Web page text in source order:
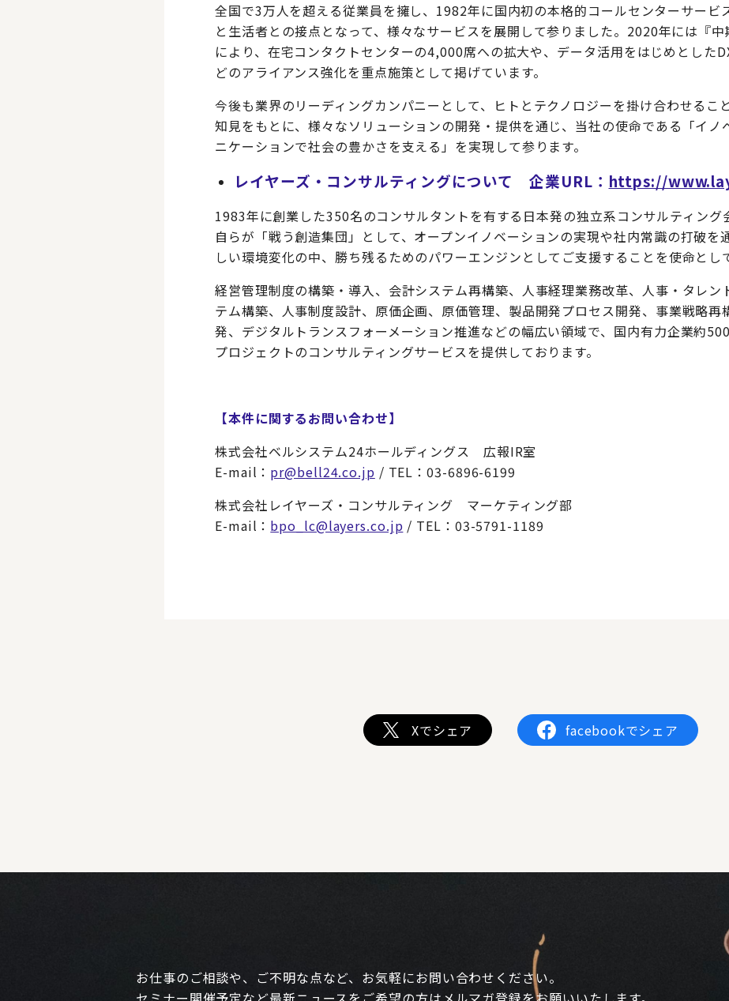
全国で3万人を超える従業員を擁し、1982年に国内初の本格的コールセンターサービ
と生活者との接点となって、様々なサービスを展開して参りました。2020年には『中
により、在宅コンタクトセンターの4,000席への拡大や、データ活用をはじめとした
どのアライアンス強化を重点施策として掲げています。
今後も業界のリーディングカンパニーとして、ヒトとテクノロジーを掛け合わせるこ
知見をもとに、様々なソリューションの開発・提供を通じ、当社の使命である「イノ
ニケーションで社会の豊かさを支える」を実現して参ります。
レイヤーズ・コンサルティングについて 企業URL： https://
1983年に創業した350名のコンサルタントを有する日本発の独立系コンサルティング
自らが「戦う創造集団」として、オープンイノベーションの実現や社内常識の打破を
しい環境変化の中、勝ち残るためのパワーエンジンとしてご支援することを使命とし
経営管理制度の構築・導入、会計システム再構築、人事経理業務改革、人事・タレン
テム構築、人事制度設計、原価企画、原価管理、製品開発プロセス開発、事業戦略再
発、デジタルトランスフォーメーション推進などの幅広い領域で、国内有力企業約
プロジェクトのコンサルティングサービスを提供しております。
【本件に関するお問い合わせ】
株式会社ベルシステム24ホールディングス 広報IR室
E-mail： pr@bell24.co.jp / TEL：03-6896-6199
株式会社レイヤーズ・コンサルティング マーケティング部
E-mail： bpo_lc@layers.co.jp / TEL：03-5791-1189
Xでシェア facebookでシェア
お仕事のご相談や、ご不明な点など、お気軽にお問い合わせください。